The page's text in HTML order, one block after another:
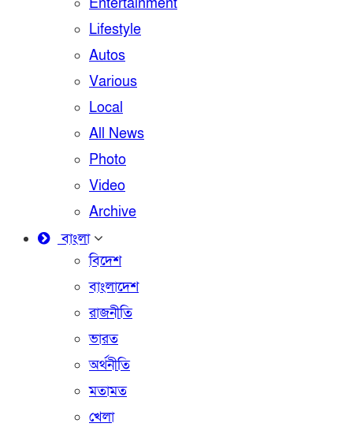
Lifestyle
Autos
Various
Local
All News
Photo
Video
Archive
বাংলা
বিদেশ
বাংলাদেশ
রাজনীতি
ভারত
অর্থনীতি
মতামত
খেলা